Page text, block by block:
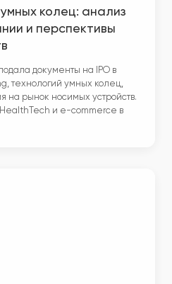
колец: анализ
и перспективы
документы на IPO в
технологий умных колец,
на рынок носимых устройств.
и e-commerce в